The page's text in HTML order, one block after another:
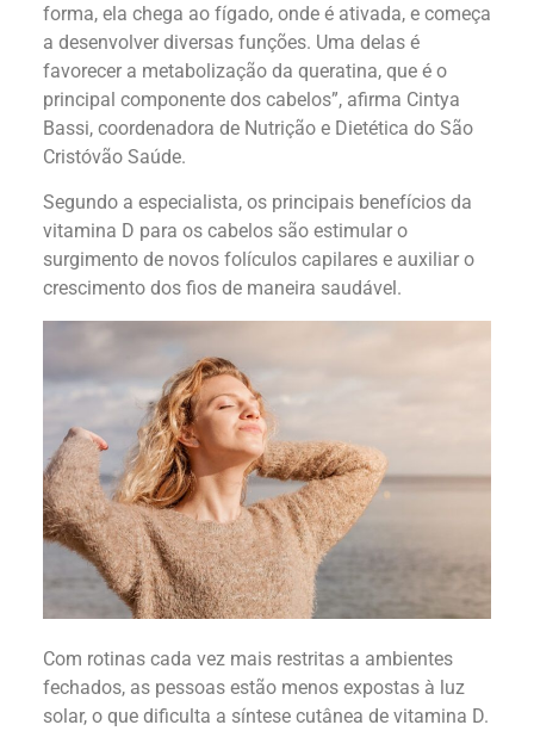
forma, ela chega ao fígado, onde é ativada, e começa
a desenvolver diversas funções. Uma delas é
favorecer a metabolização da queratina, que é o
principal componente dos cabelos”, afirma Cintya
Bassi, coordenadora de Nutrição e Dietética do São
Cristóvão Saúde.
Segundo a especialista, os principais benefícios da
vitamina D para os cabelos são estimular o
surgimento de novos folículos capilares e auxiliar o
crescimento dos fios de maneira saudável.
Com rotinas cada vez mais restritas a ambientes
fechados, as pessoas estão menos expostas à luz
solar, o que dificulta a síntese cutânea de vitamina D.